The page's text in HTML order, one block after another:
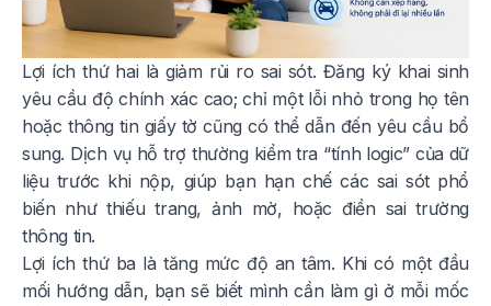
Lợi ích thứ hai là giảm rủi ro sai sót. Đăng ký khai sinh
yêu cầu độ chính xác cao; chỉ một lỗi nhỏ trong họ tên
hoặc thông tin giấy tờ cũng có thể dẫn đến yêu cầu bổ
sung. Dịch vụ hỗ trợ thường kiểm tra “tính logic” của dữ
liệu trước khi nộp, giúp bạn hạn chế các sai sót phổ
biến như thiếu trang, ảnh mờ, hoặc điền sai trường
thông tin.
Lợi ích thứ ba là tăng mức độ an tâm. Khi có một đầu
mối hướng dẫn, bạn sẽ biết mình cần làm gì ở mỗi mốc